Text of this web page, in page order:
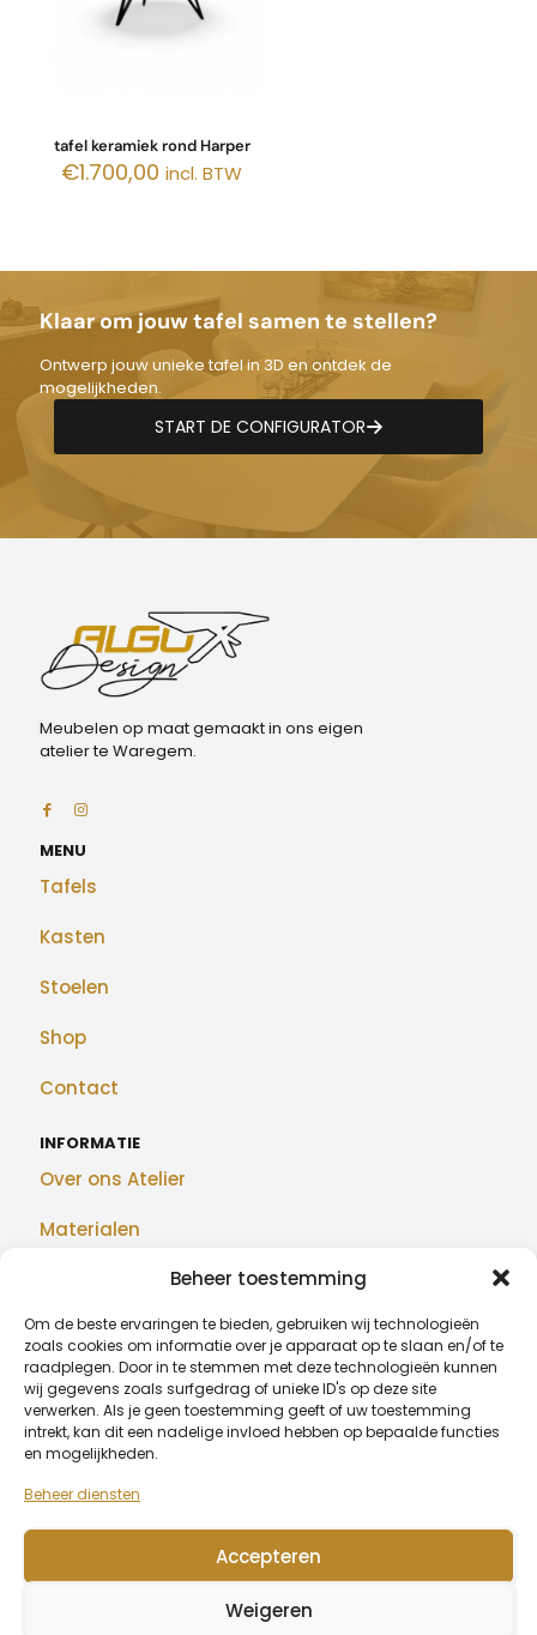
Beheer toestemming
Om de beste ervaringen te bieden, gebruiken wij technologieën
zoals cookies om informatie over je apparaat op te slaan en/of te
raadplegen. Door in te stemmen met deze technologieën kunnen
wij gegevens zoals surfgedrag of unieke ID's op deze site
verwerken. Als je geen toestemming geeft of uw toestemming
intrekt, kan dit een nadelige invloed hebben op bepaalde functies
en mogelijkheden.
Beheer diensten
Accepteren
Weigeren
tafel keramiek rond Harper
€1.700,00 incl. BTW
Klaar om jouw tafel samen te stellen?
Ontwerp jouw unieke tafel in 3D en ontdek de
mogelijkheden.
START DE CONFIGURATOR
Meubelen op maat gemaakt in ons eigen
atelier te Waregem.
MENU
Tafels
Kasten
Stoelen
Shop
Contact
INFORMATIE
Over ons Atelier
Materialen
Realisaties
Blog
© 2026 Algu Design - BE1007.377.068
Wagenaarstraat 39, 8791 Beveren-Leie (Waregem) -